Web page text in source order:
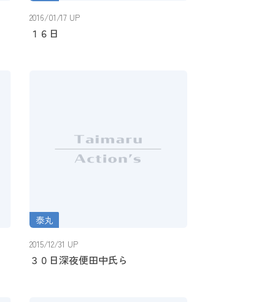
2016/01/17 UP
１６日
泰丸
2015/12/31 UP
３０日深夜便田中氏ら